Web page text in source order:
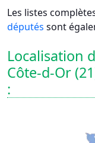
Les listes
députés sont
Localisation
Côte-d-Or
: